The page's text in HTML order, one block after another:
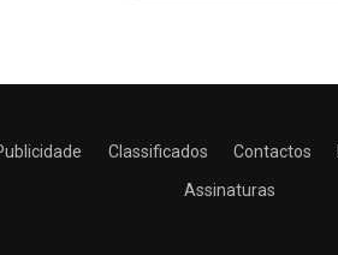
Classificados Contactos
Assinaturas